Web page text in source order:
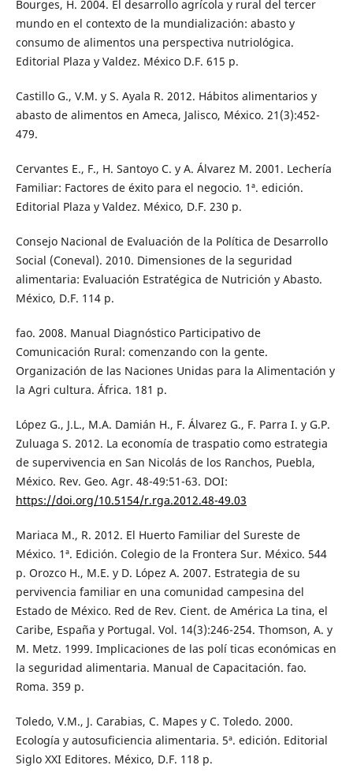
Bourges, H. 2004. El desarrollo agrícola y rural del tercer
mundo en el contexto de la mundialización: abasto y
consumo de alimentos una perspectiva nutriológica.
Editorial Plaza y Valdez. México D.F. 615 p.
Castillo G., V.M. y S. Ayala R. 2012. Hábitos alimentarios y
abasto de alimentos en Ameca, Jalisco, México. 21(3):452-
479.
Cervantes E., F., H. Santoyo C. y A. Álvarez M. 2001. Lechería
Familiar: Factores de éxito para el negocio. 1ª. edición.
Editorial Plaza y Valdez. México, D.F. 230 p.
Consejo Nacional de Evaluación de la Política de Desarrollo
Social (Coneval). 2010. Dimensiones de la seguridad
alimentaria: Evaluación Estratégica de Nutrición y Abasto.
México, D.F. 114 p.
fao. 2008. Manual Diagnóstico Participativo de
Comunicación Rural: comenzando con la gente.
Organización de las Naciones Unidas para la Alimentación y
la Agri cultura. África. 181 p.
López G., J.L., M.A. Damián H., F. Álvarez G., F. Parra I. y G.P.
Zuluaga S. 2012. La economía de traspatio como estrategia
de supervivencia en San Nicolás de los Ranchos, Puebla,
México. Rev. Geo. Agr. 48-49:51-63. DOI:
https://doi.org/10.5154/r.rga.2012.48-49.03
Mariaca M., R. 2012. El Huerto Familiar del Sureste de
México. 1ª. Edición. Colegio de la Frontera Sur. México. 544
p. Orozco H., M.E. y D. López A. 2007. Estrategia de su
pervivencia familiar en una comunidad campesina del
Estado de México. Red de Rev. Cient. de América La tina, el
Caribe, España y Portugal. Vol. 14(3):246-254. Thomson, A. y
M. Metz. 1999. Implicaciones de las polí ticas económicas en
la seguridad alimentaria. Manual de Capacitación. fao.
Roma. 359 p.
Toledo, V.M., J. Carabias, C. Mapes y C. Toledo. 2000.
Ecología y autosuficiencia alimentaria. 5ª. edición. Editorial
Siglo XXI Editores. México, D.F. 118 p.